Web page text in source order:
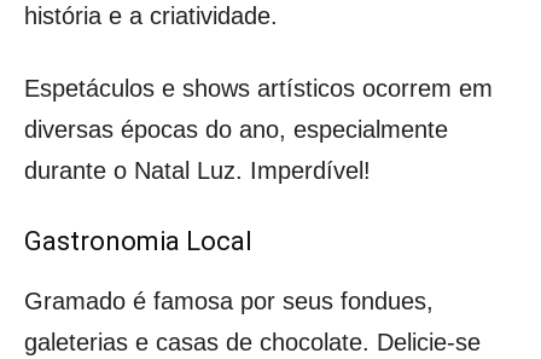
história e a criatividade.
Espetáculos e shows artísticos ocorrem em
diversas épocas do ano, especialmente
durante o Natal Luz. Imperdível!
Gastronomia Local
Gramado é famosa por seus fondues,
galeterias e casas de chocolate. Delicie-se